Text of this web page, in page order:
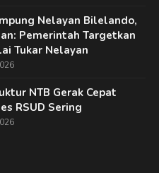
Nelayan Bilelando,
Pemerintah Targetkan
Tukar Nelayan
NTB Gerak Cepat
RSUD Sering